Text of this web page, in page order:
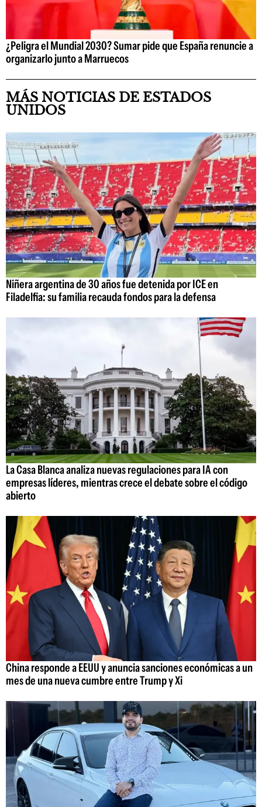
¿Peligra el Mundial 2030? Sumar pide que España renuncie a
organizarlo junto a Marruecos
MÁS NOTICIAS DE ESTADOS
UNIDOS
Niñera argentina de 30 años fue detenida por ICE en
Filadelfia: su familia recauda fondos para la defensa
La Casa Blanca analiza nuevas regulaciones para IA con
empresas líderes, mientras crece el debate sobre el código
abierto
China responde a EEUU y anuncia sanciones económicas a un
mes de una nueva cumbre entre Trump y Xi